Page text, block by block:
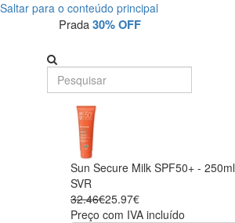
Saltar para o conteúdo principal
Prada30% OFF
Sun Secure Milk SPF50+ - 250ml
SVR
32.46€25.97€
Preço com IVA incluído